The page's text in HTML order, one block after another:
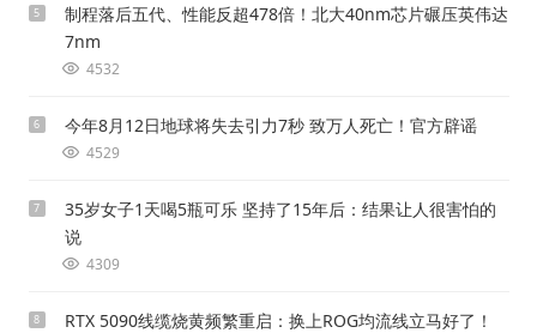
5
制程落后五代、性能反超478倍！北大40nm芯片碾压英伟达
7nm
4532
6 今年8月12日地球将失去引力7秒 致万人死亡！官方辟谣
4529
7
35岁女子1天喝5瓶可乐 坚持了15年后：结果让人很害怕的
说
4309
8 RTX 5090线缆烧黄频繁重启：换上ROG均流线立马好了！